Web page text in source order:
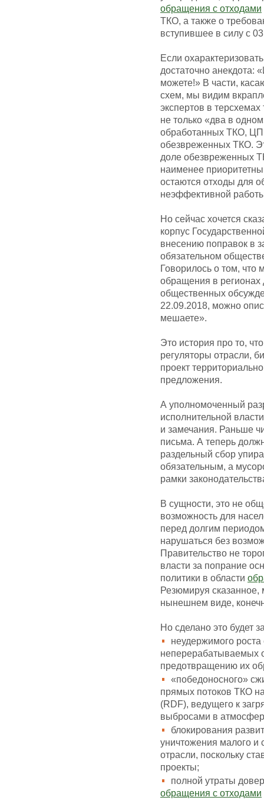
обращения с отходами
ТКО, а также о
вступившее в силу с
Если
достаточно анекдота:
можете!» В части,
схем, мы видим
экспертов в
не только «два в
обработанных ТКО,
обезвреженных ТКО.
доле обезвреженных
наименее
остаются отходы для
неэффективной
Но сейчас хочется
корпус
внесению поправок в
обязательном
Говорилось о том, что
обращения в регионах
общественных
22.09.2018, можно
мешаете».
Это история про то,
регуляторы отрасли,
проект
предложения.
А уполномоченный
исполнительной
и замечания. Раньше
письма. А теперь
раздельный сбор
обязательным, а
рамки
В сущности, это не
возможность для
перед долгим
нарушаться без
Правительство не
власти за попрание
политики в области
Резюмируя сказанное,
нынешнем виде,
Но сделано это будет
неудержимого
неперерабатываемых
предотвращению их
«победоносного»
прямых потоков ТКО
(RDF), ведущего к
выбросами в
блокирования
уничтожения малого и
отрасли, поскольку
проекты;
полной утраты
обращения с отходами